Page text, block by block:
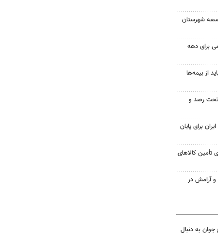
شهرستان
برای دهه
از بیمه‌ها
تحت رصد و
برای پایان
تأمین کالاهای
و آرامش در
به دنبال